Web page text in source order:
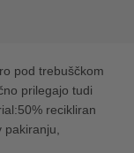
pod trebuščkom
prilegajo tudi
recikliran